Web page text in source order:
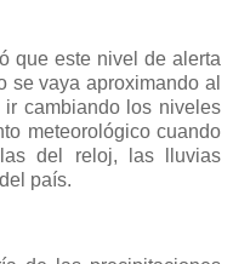
que este nivel de alerta
se vaya aproximando al
cambiando los niveles
meteorológico cuando
del reloj, las lluvias
país.